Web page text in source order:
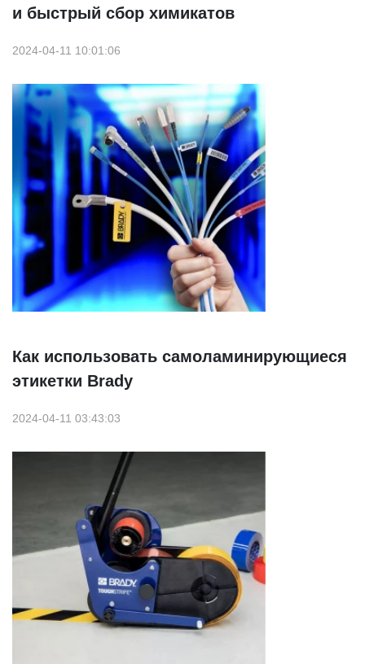
и быстрый сбор химикатов
2024-04-11 10:01:06
Как использовать самоламинирующиеся
этикетки Brady
2024-04-11 03:43:03